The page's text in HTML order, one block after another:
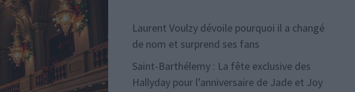
Laurent Voulzy dévoile pourquoi il a changé
de nom et surprend ses fans
Saint-Barthélemy : La fête exclusive des
Hallyday pour l’anniversaire de Jade et Joy